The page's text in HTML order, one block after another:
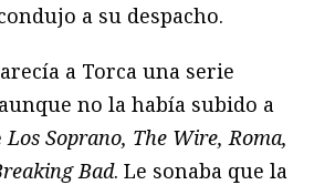
a su despacho.
a Torca una serie
no la había subido a
Los Soprano, The Wire, Roma,
Bad. Le sonaba que la